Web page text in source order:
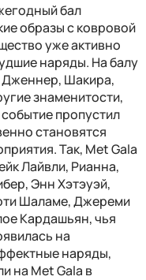
бал
образы с ковровой
уже активно
наряды. На балу
Дженнер, Шакира,
знаменитости,
пропустил
становятся
Так, Met Gala
Лайвли, Рианна,
Энн Хэтэуэй,
Шаламе, Джереми
Кардашьян, чья
на
наряды,
на Met Gala в